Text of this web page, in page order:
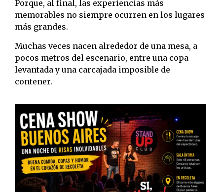
Porque, al final, las experiencias más
memorables no siempre ocurren en los lugares
más grandes.
Muchas veces nacen alrededor de una mesa, a
pocos metros del escenario, entre una copa
levantada y una carcajada imposible de
contener.